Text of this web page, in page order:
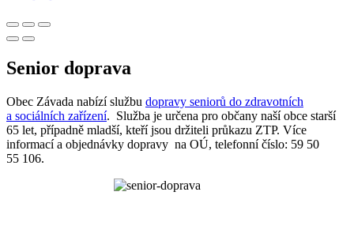
Senior doprava
Obec Závada nabízí službu dopravy seniorů do zdravotních
a sociálních zařízení. Služba je určena pro občany naší obce starší
65 let, případně mladší, kteří jsou držiteli průkazu ZTP. Více
informací a objednávky dopravy na OÚ, telefonní číslo: 59 50
55 106.